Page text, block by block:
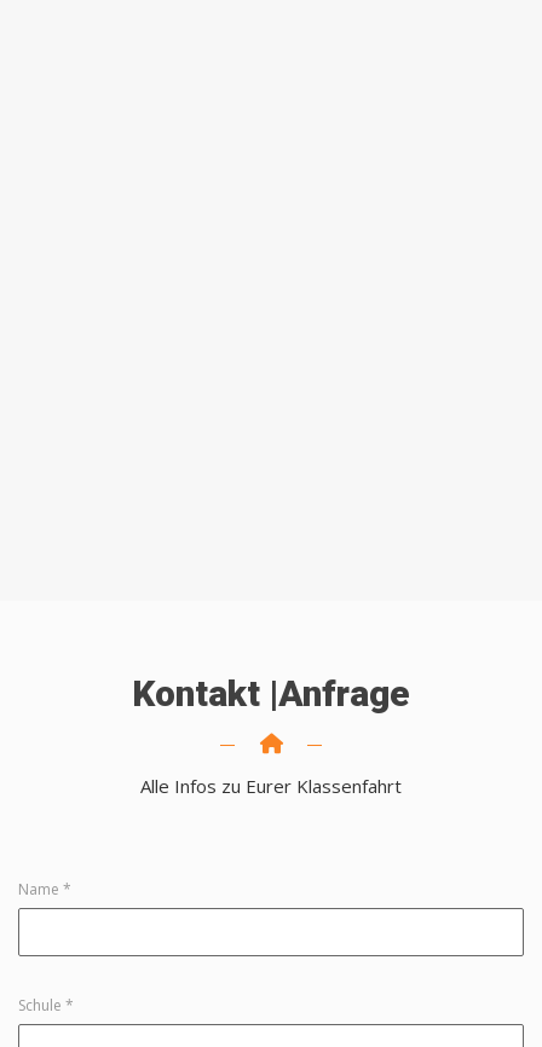
Kontakt |Anfrage
Alle Infos zu Eurer Klassenfahrt
Name *
Schule *